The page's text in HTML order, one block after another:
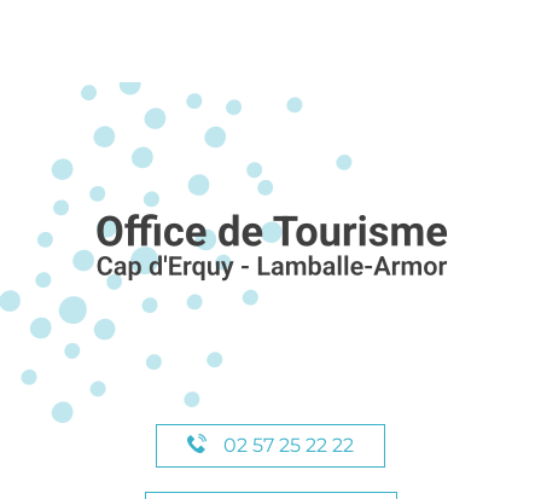
02 57 25 22 22